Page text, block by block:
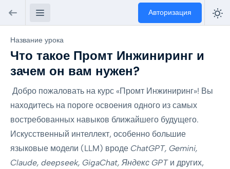
Авторизация
Название урока
Что такое Промт Инжиниринг и
зачем он вам нужен?
Добро пожаловать на курс «Промт Инжиниринг»! Вы
находитесь на пороге освоения одного из самых
востребованных навыков ближайшего будущего.
Искусственный интеллект, особенно большие
языковые модели (LLM) вроде ChatGPT, Gemini,
Claude, deepseek, GigaChat, Яндекс GPTи других,